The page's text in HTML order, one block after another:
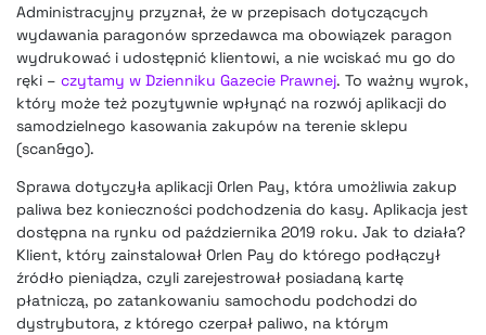
Administracyjny przyznał, że w przepisach dotyczących
wydawania paragonów sprzedawca ma obowiązek paragon
wydrukować i udostępnić klientowi, a nie wciskać mu go do
ręki – czytamy w Dzienniku Gazecie Prawnej. To ważny wyrok,
który może też pozytywnie wpłynąć na rozwój aplikacji do
samodzielnego kasowania zakupów na terenie sklepu
(scan&go).
Sprawa dotyczyła aplikacji Orlen Pay, która umożliwia zakup
paliwa bez konieczności podchodzenia do kasy. Aplikacja jest
dostępna na rynku od października 2019 roku. Jak to działa?
Klient, który zainstalował Orlen Pay do którego podłączył
źródło pieniądza, czyli zarejestrował posiadaną kartę
płatniczą, po zatankowaniu samochodu podchodzi do
dystrybutora, z którego czerpał paliwo, na którym